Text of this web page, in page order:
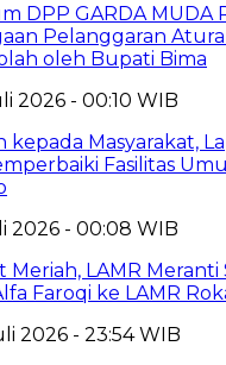
DPP GARDA MUDA
Pelanggaran
oleh Bupati Bima
2026 - 00:10 WIB
kepada Masyarakat,
Fasilitas
2026 - 00:08 WIB
Meriah, LAMR
Faroqi ke LAMR
2026 - 23:54 WIB